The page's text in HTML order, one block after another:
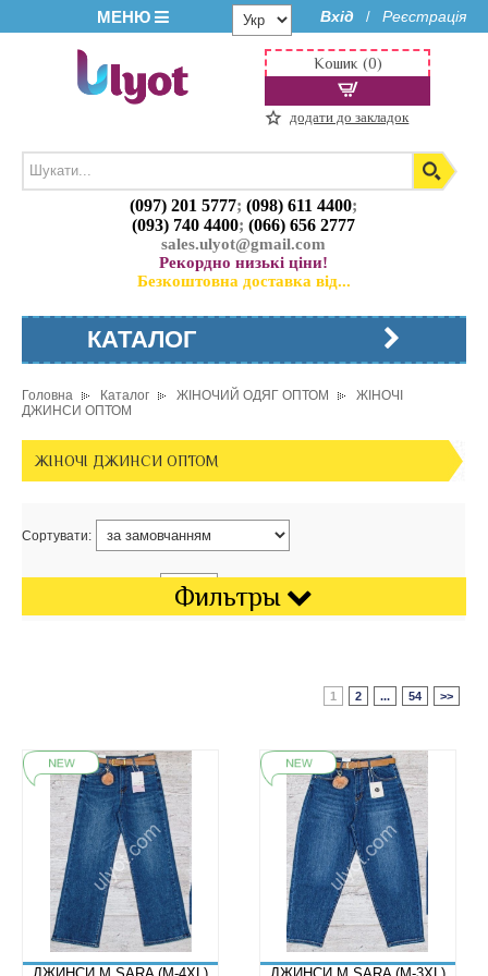
МЕНЮ Вхід / Реєстрація
(097) 201 5777;(098) 611 4400;
(093) 740 4400;(066) 656 2777
sales.ulyot@gmail.com
Рекордно низькі ціни!
Безкоштовна доставка від...
Кошик (0)
додати до закладок
КАТАЛОГ
Головна Каталог ЖІНОЧИЙ ОДЯГ ОПТОМ
ЖІНОЧІ
ДЖИНСИ ОПТОМ
Фильтры
ЖІНОЧІ ДЖИНСИ ОПТОМ
Сортувати:
1 2 ... 54 >>